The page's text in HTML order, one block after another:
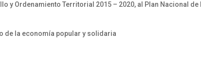
y Ordenamiento Territorial 2015 – 2020, al Plan Nacional de
de la economía popular y solidaria